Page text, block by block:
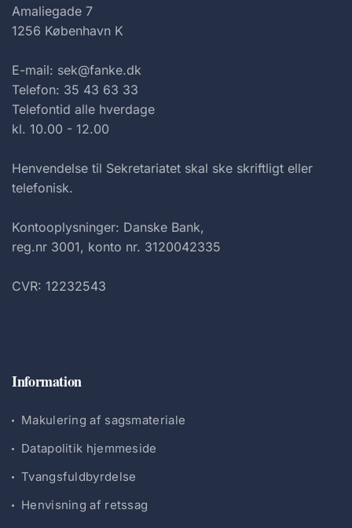
Amaliegade 7
1256 København K
E-mail: sek@fanke.dk
Telefon: 35 43 63 33
Telefontid alle hverdage
kl. 10.00 - 12.00
Henvendelse til Sekretariatet skal ske skriftligt eller
telefonisk.
Kontooplysninger: Danske Bank,
reg.nr 3001, konto nr. 3120042335
CVR: 12232543
Information
Makulering af sagsmateriale
Datapolitik hjemmeside
Tvangsfuldbyrdelse
Henvisning af retssag